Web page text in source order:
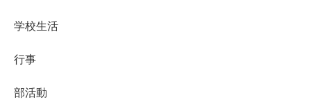
学校生活
行事
部活動